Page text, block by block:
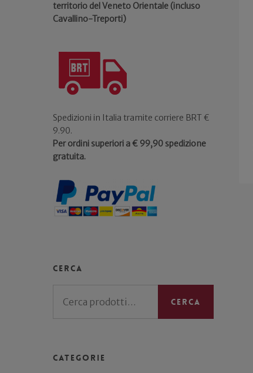
territorio del Veneto Orientale (incluso
Cavallino-Treporti)
Spedizioni in Italia tramite corriere BRT €
9.90.
Per ordini superiori a € 99,90 spedizione
gratuita.
Cerca
Cerca
Categorie